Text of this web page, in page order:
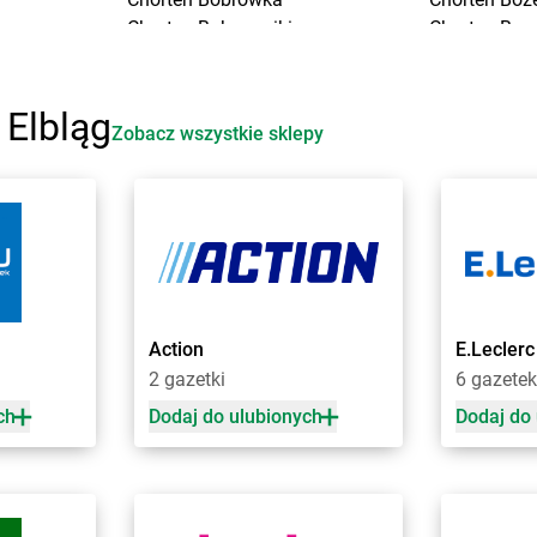
Chorten
Bobrowniki
Chorten Bogatynia
Chorten Bolesławiec
Chorten Bolimów
Chorten Bolszewo
Chorten Borek
Chorten
Chorten
Chorten
Chorten Brusy
Chorten Choszczno
Chorten Chrzanów
Chorten
Chorten
Zobacz wszystkie sklepy
Action
2 gazetki
Dodaj do ulubionych
E.Leclerc
6 gazetek
Dodaj